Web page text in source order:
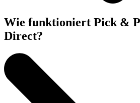
Wie funktioniert Pick &
Direct?